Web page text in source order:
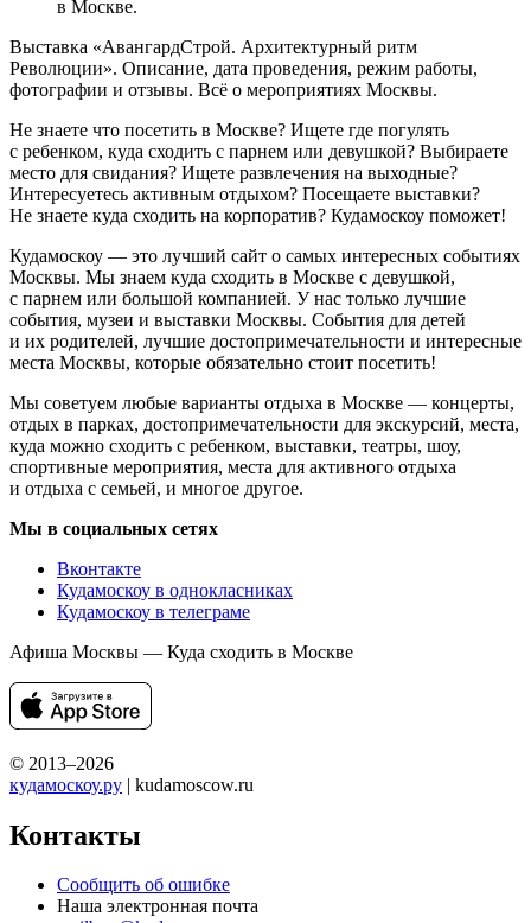
в Москве.
Выставка «АвангардСтрой. Архитектурный ритм
Революции». Описание, дата проведения, режим работы,
фотографии и отзывы. Всё о мероприятиях Москвы.
Не знаете что посетить в Москве? Ищете где погулять
с ребенком, куда сходить с парнем или девушкой? Выбираете
место для свидания? Ищете развлечения на выходные?
Интересуетесь активным отдыхом? Посещаете выставки?
Не знаете куда сходить на корпоратив? Кудамоскоу поможет!
Кудамоскоу — это лучший сайт о самых интересных событиях
Москвы. Мы знаем куда сходить в Москве с девушкой,
с парнем или большой компанией. У нас только лучшие
события, музеи и выставки Москвы. События для детей
и их родителей, лучшие достопримечательности и интересные
места Москвы, которые обязательно стоит посетить!
Мы советуем любые варианты отдыха в Москве — концерты,
отдых в парках, достопримечательности для экскурсий, места,
куда можно сходить с ребенком, выставки, театры, шоу,
спортивные мероприятия, места для активного отдыха
и отдыха с семьей, и многое другое.
Мы в социальных сетях
Вконтакте
Кудамоскоу в однокласниках
Кудамоскоу в телеграме
Афиша Москвы — Куда сходить в Москве
© 2013–2026
кудамоскоу.ру | kudamoscow.ru
Контакты
Сообщить об ошибке
Наша электронная почта